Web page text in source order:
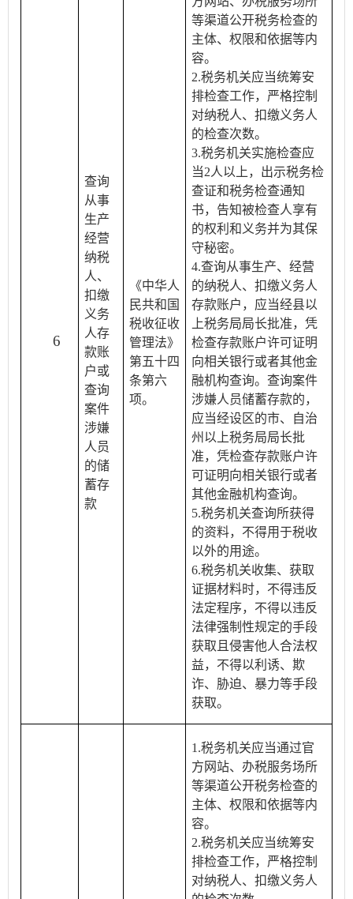
6
查询
从事
生产
经营
纳税
人、
扣缴
义务
人存
款账
户或
查询
案件
涉嫌
人员
的储
蓄存
款
《中华人
民共和国
税收征收
管理法》
第五十四
条第六
项。
等渠道公开税务检查的
主体、权限和依据等内
容。
2.税务机关应当统筹安
排检查工作，严格控制
对纳税人、扣缴义务人
的检查次数。
3.税务机关实施检查应
当2人以上，出示税务检
查证和税务检查通知
书，告知被检查人享有
的权利和义务并为其保
守秘密。
4.查询从事生产、经营
的纳税人、扣缴义务人
存款账户，应当经县以
上税务局局长批准，凭
检查存款账户许可证明
向相关银行或者其他金
融机构查询。查询案件
涉嫌人员储蓄存款的，
应当经设区的市、自治
州以上税务局局长批
准，凭检查存款账户许
可证明向相关银行或者
其他金融机构查询。
5.税务机关查询所获得
的资料，不得用于税收
以外的用途。
6.税务机关收集、获取
证据材料时，不得违反
法定程序，不得以违反
法律强制性规定的手段
获取且侵害他人合法权
益，不得以利诱、欺
诈、胁迫、暴力等手段
获取。
1.税务机关应当通过官
方网站、办税服务场所
等渠道公开税务检查的
主体、权限和依据等内
容。
2.税务机关应当统筹安
排检查工作，严格控制
对纳税人、扣缴义务人